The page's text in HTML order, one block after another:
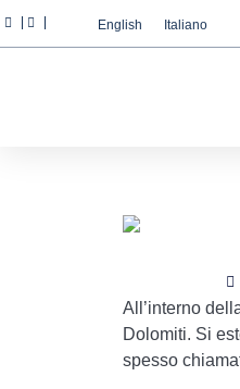
English Italiano
All’interno
Dolomiti. Si
spesso